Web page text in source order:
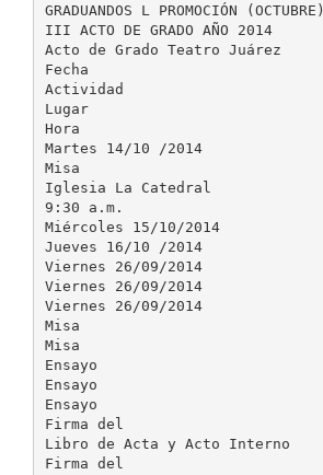
GRADUANDOS L PROMOCIÓN (OCTUBRE)
III ACTO DE GRADO AÑO 2014
Acto de Grado Teatro Juárez
Fecha
Actividad
Lugar
Hora
Martes 14/10 /2014
Misa
Iglesia La Catedral
9:30 a.m.
Miércoles 15/10/2014
Jueves 16/10 /2014
Viernes 26/09/2014
Viernes 26/09/2014
Viernes 26/09/2014
Misa
Misa
Ensayo
Ensayo
Ensayo
Firma del
Libro de Acta y Acto Interno
Firma del